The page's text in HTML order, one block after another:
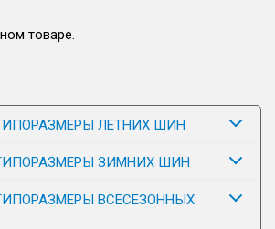
товаре.
ЛЕТНИХ ШИН
ЗИМНИХ ШИН
ВСЕСЕЗОННЫХ